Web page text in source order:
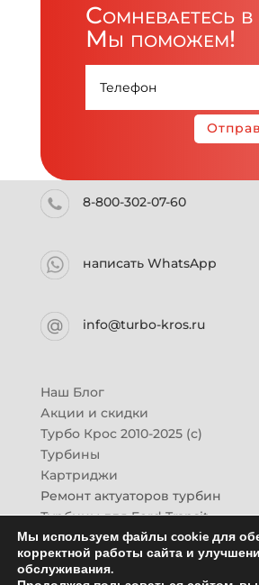
Сомневаетесь
Мы поможем!
8-800-302-07-60
написать WhatsApp
info@turbo-kros.ru
Наш Блог
Акции и скидки
Турбо Крос 2010-2025 (с)
Турбины
Картриджи
Ремонт актуаторов турбин
Турбины для Ford Transit
Турбины для Mazda CX-7
Картридж для ГАЗон-Next
Турбины HINO (Хино)
Мы используем файлы cookie для
корректной работы сайта и
обслуживания.